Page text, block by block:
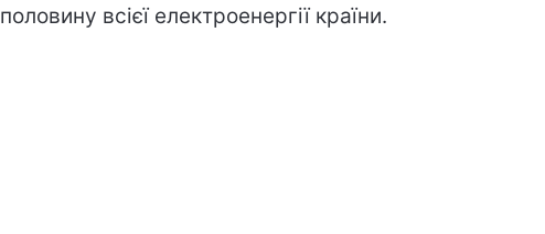
половину всієї електроенергії країни.